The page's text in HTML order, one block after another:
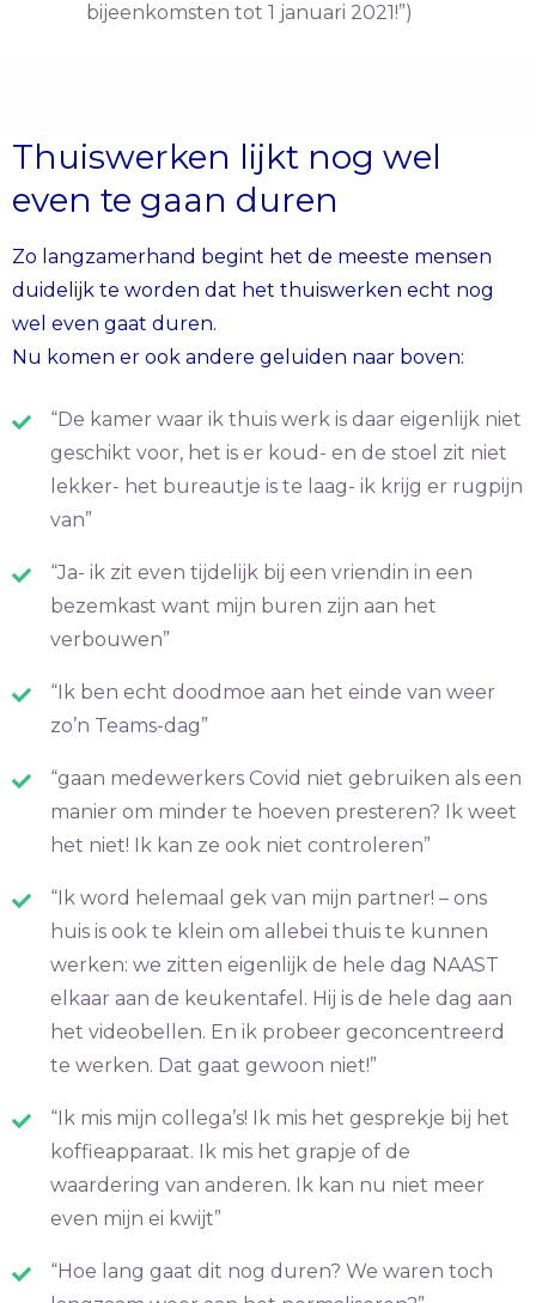
bijeenkomsten tot 1 januari 2021!”)
Thuiswerken lijkt nog wel
even te gaan duren
Zo langzamerhand begint het de meeste mensen
duidelijk te worden dat het thuiswerken echt nog
wel even gaat duren.
Nu komen er ook andere geluiden naar boven:
“De kamer waar ik thuis werk is daar eigenlijk niet
geschikt voor, het is er koud- en de stoel zit niet
lekker- het bureautje is te laag- ik krijg er rugpijn
van”
“Ja- ik zit even tijdelijk bij een vriendin in een
bezemkast want mijn buren zijn aan het
verbouwen”
“Ik ben echt doodmoe aan het einde van weer
zo’n Teams-dag”
“gaan medewerkers Covid niet gebruiken als een
manier om minder te hoeven presteren? Ik weet
het niet! Ik kan ze ook niet controleren”
“Ik word helemaal gek van mijn partner! – ons
huis is ook te klein om allebei thuis te kunnen
werken: we zitten eigenlijk de hele dag NAAST
elkaar aan de keukentafel. Hij is de hele dag aan
het videobellen. En ik probeer geconcentreerd
te werken. Dat gaat gewoon niet!”
“Ik mis mijn collega’s! Ik mis het gesprekje bij het
koffieapparaat. Ik mis het grapje of de
waardering van anderen. Ik kan nu niet meer
even mijn ei kwijt”
“Hoe lang gaat dit nog duren? We waren toch